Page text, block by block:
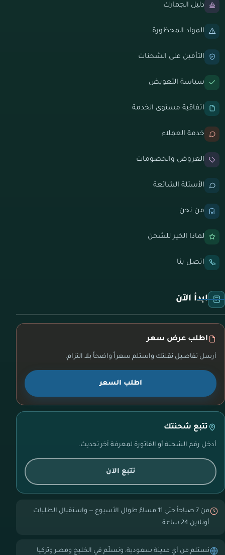
دليل الجمارك
المواد المحظورة
التأمين على الشحنات
سياسة التعويض
اتفاقية مستوى الخدمة
خدمة العملاء
العروض والخصومات
الأسئلة الشائعة
من نحن
لماذا الخير للشحن
اتصل بنا
ابدأ الآن
اطلب عرض سعر
أرسل تفاصيل نقلتك واستلم سعراً واضحاً بلا التزام.
اطلب السعر
تتبع شحنتك
أدخل رقم الشحنة أو الفاتورة لمعرفة آخر تحديث.
تتبع الآن
من 7 صباحاً حتى 11 مساءً طوال الأسبوع — واستقبال الطلبات
أونلاين 24 ساعة
نستلم من أي مدينة سعودية، ونسلّم في الخليج ومصر وتركيا